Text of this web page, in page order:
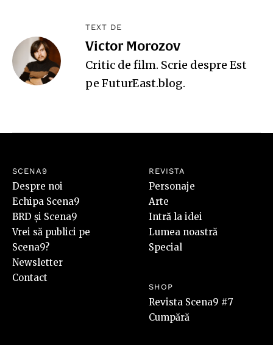
TEXT DE
Victor Morozov
Critic de film. Scrie despre Est
pe FuturEast.blog.
SCENA9
Despre noi
Echipa Scena9
BRD și Scena9
Vrei să publici pe
Scena9?
Newsletter
Contact
REVISTA
Personaje
Arte
Intră la idei
Lumea noastră
Special
SHOP
Revista Scena9 #7
Cumpără